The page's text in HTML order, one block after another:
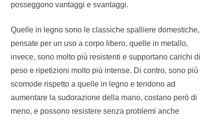
posseggono vantaggi e svantaggi.
Quelle in legno sono le classiche spalliere domestiche,
pensate per un uso a corpo libero, quelle in metallo,
invece, sono molto più resistenti e supportano carichi di
peso e ripetizioni molto più intense. Di contro, sono più
scomode rispetto a quelle in legno e tendono ad
aumentare la sudorazione della mano, costano però di
meno, e possono resistere senza problemi anche